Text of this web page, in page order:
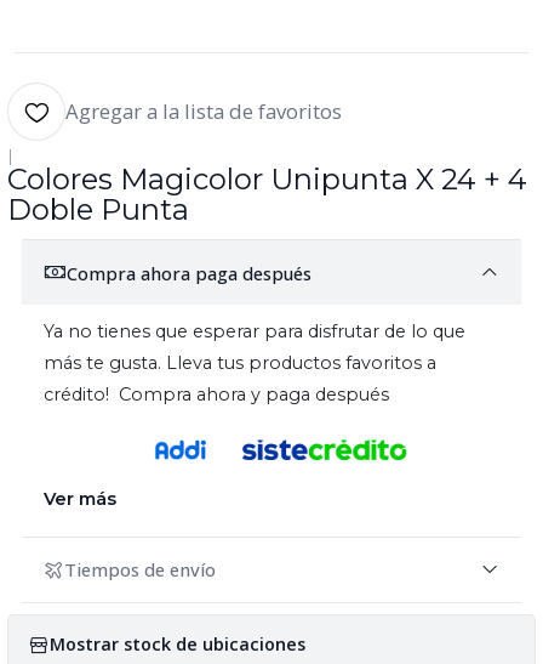
Agregar a la lista de favoritos
|
Colores Magicolor Unipunta X 24 + 4
Doble Punta
Compra ahora paga después
Ya no tienes que esperar para disfrutar de lo que
más te gusta. Lleva tus productos favoritos a
crédito! Compra ahora y paga después
Ver más
Tiempos de envío
Mostrar stock de ubicaciones